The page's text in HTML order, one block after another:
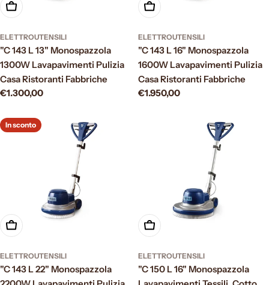
Aggiungi al carrello
ELETTROUTENSILI
"C 143 L 13" Monospazzola
1300W Lavapavimenti Pulizia
Casa Ristoranti Fabbriche
Prezzo
€1.300,00
Aggiungi al carrello
ELETTROUTENSILI
"C 143 L 16" Monospazzola
1600W Lavapavimenti Pulizia
Casa Ristoranti Fabbriche
Prezzo
€1.950,00
In sconto
Aggiungi al carrello
ELETTROUTENSILI
"C 143 L 22" Monospazzola
Aggiungi al carrello
ELETTROUTENSILI
"C 150 L 16" Monospazzola